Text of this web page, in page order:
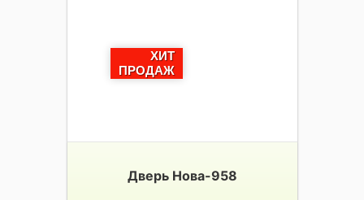
ХИТ
ПРОДАЖ
Дверь Нова-958